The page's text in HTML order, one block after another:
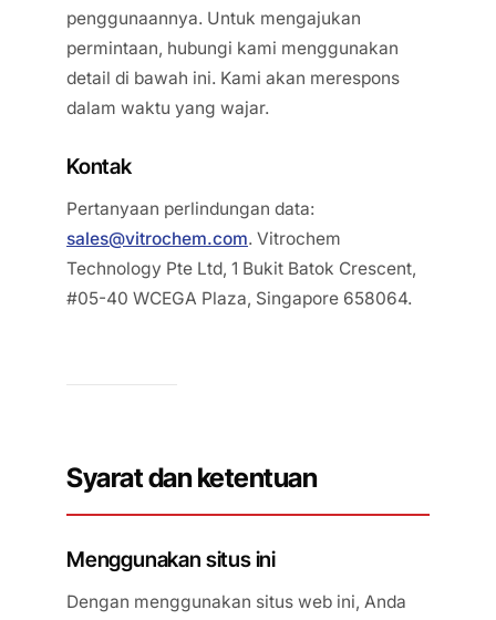
penggunaannya. Untuk mengajukan
permintaan, hubungi kami menggunakan
detail di bawah ini. Kami akan merespons
dalam waktu yang wajar.
Kontak
Pertanyaan perlindungan data:
sales@vitrochem.com. Vitrochem
Technology Pte Ltd, 1 Bukit Batok Crescent,
#05-40 WCEGA Plaza, Singapore 658064.
Syarat dan ketentuan
Menggunakan situs ini
Dengan menggunakan situs web ini, Anda